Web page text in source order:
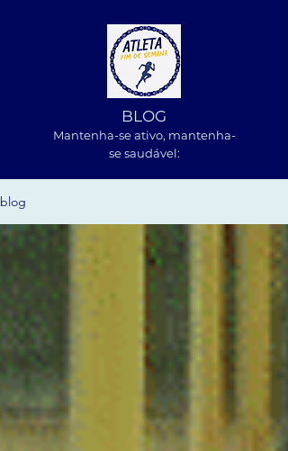
BLOG
Mantenha-se ativo, mantenha-
se saudável:
blog